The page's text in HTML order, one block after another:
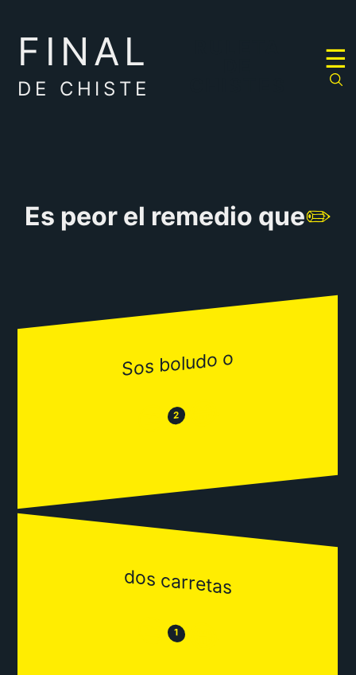
FINAL
DE CHISTE
☰
Es peor el remedio que✏️
Sos boludo o
😒 2 😂
dos carretas
😒 1 😂